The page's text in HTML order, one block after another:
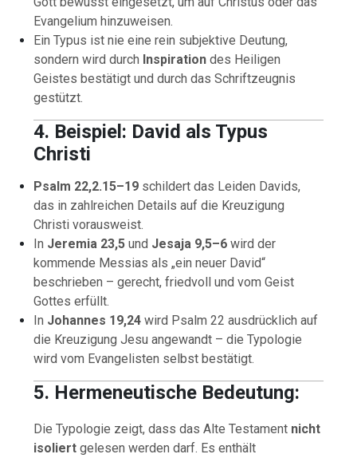
Evangelium hinzuweisen.
Ein Typus ist nie eine rein subjektive Deutung,
sondern wird durch Inspiration des Heiligen
Geistes bestätigt und durch das Schriftzeugnis
gestützt.
4. Beispiel: David als Typus
Christi
Psalm 22,2.15–19 schildert das Leiden Davids,
das in zahlreichen Details auf die Kreuzigung
Christi vorausweist.
In Jeremia 23,5 und Jesaja 9,5–6 wird der
kommende Messias als „ein neuer David“
beschrieben – gerecht, friedvoll und vom Geist
Gottes erfüllt.
In Johannes 19,24 wird Psalm 22 ausdrücklich auf
die Kreuzigung Jesu angewandt – die Typologie
wird vom Evangelisten selbst bestätigt.
5. Hermeneutische Bedeutung:
Die Typologie zeigt, dass das Alte Testament nicht
isoliert gelesen werden darf. Es enthält